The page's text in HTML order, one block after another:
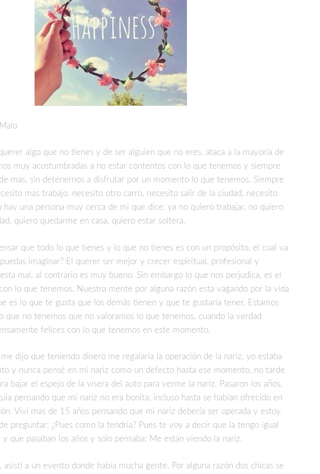
algo que no tienes y de ser alguien que no eres, ataca a la mayoría de
muy acostumbradas a no estar contentos con lo que tenemos y siempre
mas, sin detenernos a disfrutar por un momento lo que tenemos. Siempre
mas trabajo, necesito otro carro, necesito salir de la ciudad, necesito
hay una persona muy cerca de mi que dice: ya no quiero trabajar, no quiero
quiero quedarme en casa, quiero estar soltera.
que todo lo que tienes y lo que no tienes es con un propósito, el cual va
imaginar? El querer ser mejor y crecer espiritual, profesional y
mal, al contrario es muy bueno. Sin embargo lo que nos perjudica, es el
lo que tenemos. Nuestra mente por alguna razón esta vagando por la vida
es lo que te gusta que los demás tienen y que te gustaría tener. Estamos
que no tenemos que no valoramos lo que tenemos, cuando la verdad
felices con lo que tenemos en este momento.
me dijo que teniendo dinero me regalaría la operación de la nariz, yo estaba
y nunca pensé en mi nariz como un defecto hasta ese momento, no tarde
bajar el espejo de la visera del auto para verme la nariz. Pasaron los años,
pensando que mi nariz no era bonita, incluso hasta se habían ofrecido en
Viví mas de 15 años pensando que mi nariz debería ser operada y estoy
preguntar: ¿Pues como la tendría? Pues te voy a decir que la tengo igual
que pasaban los años y solo pensaba: Me están viendo la nariz.
asistí a un evento donde había mucha gente. Por alguna razón dos chicas se